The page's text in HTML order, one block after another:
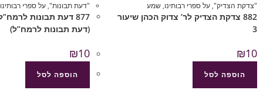
"צדקת הצדיק", על ספרי רבותינו, שמע
882 צדקת הצדיק לר’ צדוק הכהן שיעור
3
₪10
הוספה לסל
"דעת תבונות", על ספרי רבותינו
(דעת תבונות לרמח”ל)
₪10
הוספה לסל